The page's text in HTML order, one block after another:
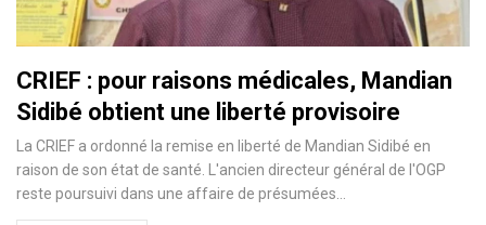
CRIEF : pour raisons médicales, Mandian
Sidibé obtient une liberté provisoire
La CRIEF a ordonné la remise en liberté de Mandian Sidibé en
raison de son état de santé. L'ancien directeur général de l'OGP
reste poursuivi dans une affaire de présumées…